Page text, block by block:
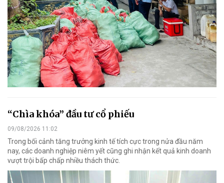
“Chìa khóa” đầu tư cổ phiếu
09/08/2026 11:02
Trong bối cảnh tăng trưởng kinh tế tích cực trong nửa đầu năm
nay, các doanh nghiệp niêm yết cũng ghi nhận kết quả kinh doanh
vượt trội bấp chấp nhiều thách thức.